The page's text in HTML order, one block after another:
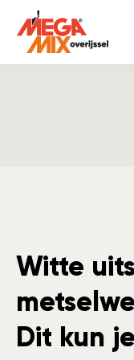
Witte
Dit kun